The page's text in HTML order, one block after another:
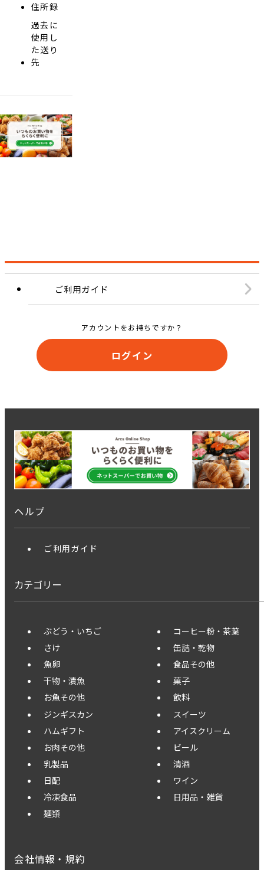
住所録
過去に
使用し
た送り
先
ご利用ガイド
アカウントをお持ちですか？
ログイン
ヘルプ
ご利用ガイド
カテゴリー
ぶどう・いちご
さけ
魚卵
干物・漬魚
お魚その他
ジンギスカン
ハムギフト
お肉その他
乳製品
日配
冷凍食品
麺類
コーヒー粉・茶葉
缶詰・乾物
食品その他
菓子
飲料
スイーツ
アイスクリーム
ビール
清酒
ワイン
日用品・雑貨
会社情報・規約